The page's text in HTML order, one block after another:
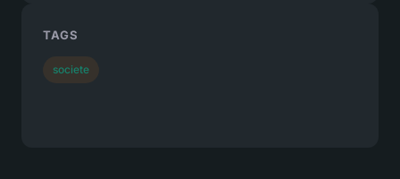
TAGS
societe